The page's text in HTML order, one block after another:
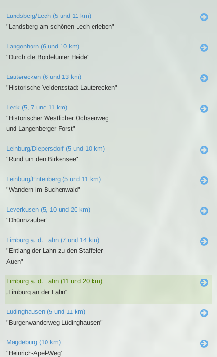
Landsberg/Lech (5 und 11 km)
"Landsberg am schönen Lech erleben"
Langenhorn (6 und 10 km)
"Durch die Bordelumer Heide"
Lauterecken (6 und 13 km)
"Historische Veldenzstadt Lauterecken"
Leck (5, 7 und 11 km)
"Historischer Westlicher Ochsenweg
und Langenberger Forst"
Leinburg/Diepersdorf (5 und 10 km)
"Rund um den Birkensee"
Leinburg/Entenberg (5 und 11 km)
"Wandern im Buchenwald"
Leverkusen (5, 10 und 20 km)
"Dhünnzauber"
Limburg a. d. Lahn (7 und 14 km)
"Entlang der Lahn zu den Staffeler
Auen"
Limburg a. d. Lahn (11 und 20 km)
„Limburg an der Lahn“
Lüdinghausen (5 und 11 km)
"Burgenwanderweg Lüdinghausen"
Magdeburg (10 km)
"Heinrich-Apel-Weg"